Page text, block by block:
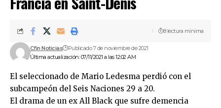
Última actualización: 07/11/2021 a las 12:02 AM
Cfin Noticias Publicado 7 de noviembre de 2021
8 lectura mínima
El seleccionado de Mario Ledesma perdió con el
subcampeón del Seis Naciones 29 a 20.
El drama de un ex All Black que sufre demencia